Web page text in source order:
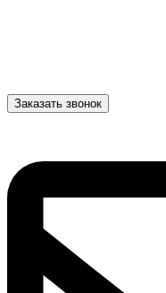
Заказать звонок